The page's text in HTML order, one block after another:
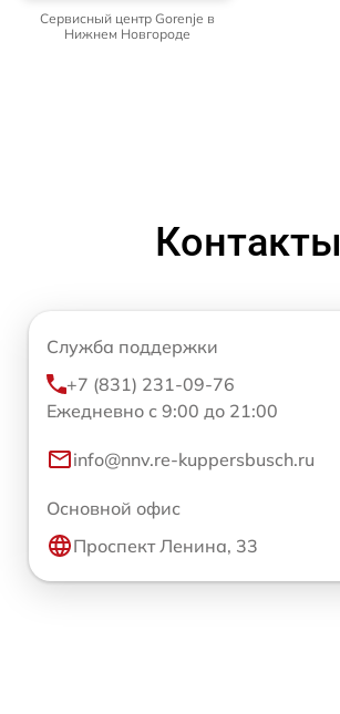
Сервисный центр Gorenje в
Нижнем Новгороде
Контакты
Служба поддержки
+7 (831) 231-09-76
Ежедневно с 9:00 до 21:00
info@nnv.re-kuppersbusch.ru
Основной офис
Проспект Ленина, 33